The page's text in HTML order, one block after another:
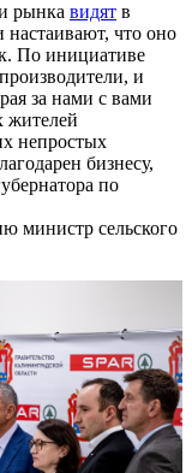
рынка видят в
что оно
По инициативе
и
за нами с вами
жителей
непростых
бизнесу,
по
министр сельского